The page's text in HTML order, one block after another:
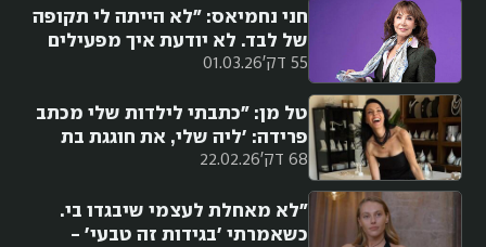
55 דק' 01.03.26
חני נחמיאס: "לא הייתה לי תקופה
של לבד. לא יודעת איך מפעילים
אפליקציות הכרויות. החלק הזה
בחיים שלי"
68 דק' 22.02.26
טל מן: "כתבתי לילדות שלי מכתב
פרידה: 'ליה שלי, את חוגגת בת
מצווה והלוואי שהייתי כאן, אבל
"לא מאחלת לעצמי שיבגדו בי.
כשאמרתי 'בגידות זה טבעי' -